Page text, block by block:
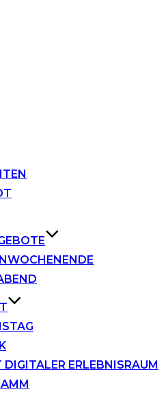
DIGITALER ERLEBNISRAUM